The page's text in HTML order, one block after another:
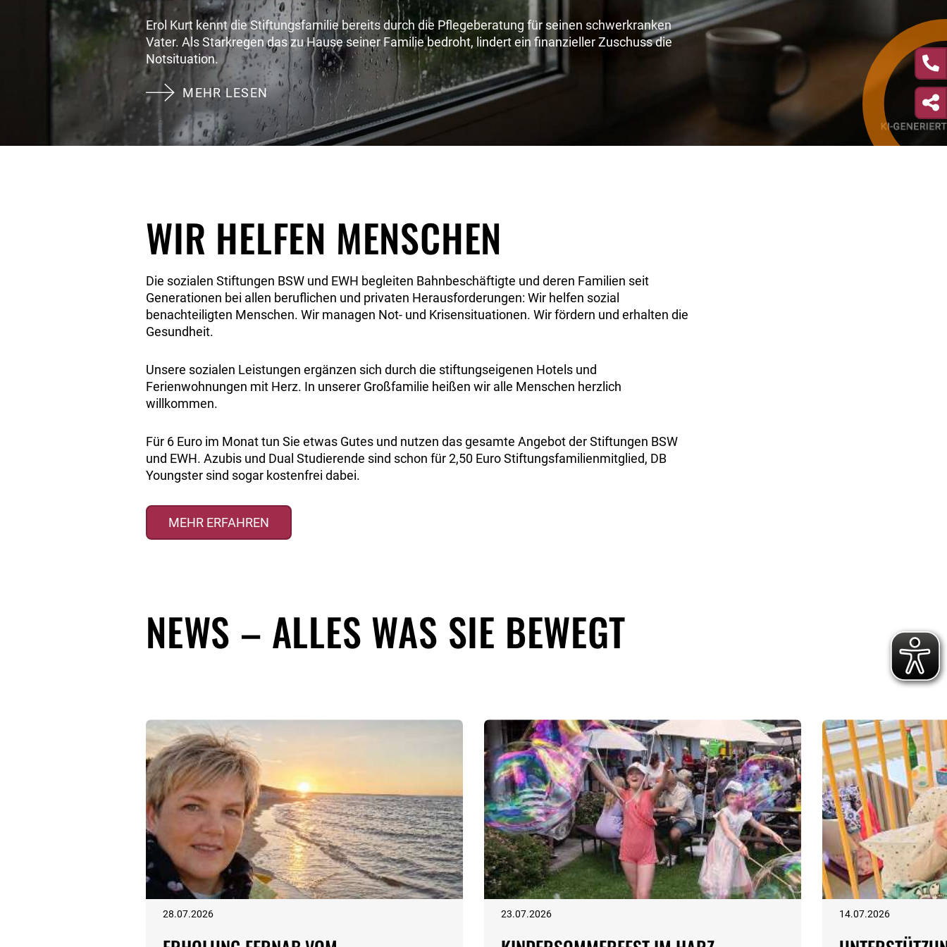
Erol Kurt kennt die Stiftungsfamilie bereits durch die Pflegeberatung für seinen schwerkranken
Vater. Als Starkregen das zu Hause seiner Familie bedroht, lindert ein finanzieller Zuschuss die
Notsituation.
MEHR LESEN
WIR HELFEN MENSCHEN
Die sozialen Stiftungen BSW und EWH begleiten Bahnbeschäftigte und deren Familien seit
Generationen bei allen beruflichen und privaten Herausforderungen: Wir helfen sozial
benachteiligten Menschen. Wir managen Not- und Krisensituationen. Wir fördern und erhalten die
Gesundheit.
Unsere sozialen Leistungen ergänzen sich durch die stiftungseigenen Hotels und
Ferienwohnungen mit Herz. In unserer Großfamilie heißen wir alle Menschen herzlich
willkommen.
Für 6 Euro im Monat tun Sie etwas Gutes und nutzen das gesamte Angebot der Stiftungen BSW
und EWH. Azubis und Dual Studierende sind schon für 2,50 Euro Stiftungsfamilienmitglied, DB
Youngster sind sogar kostenfrei dabei.
MEHR ERFAHREN
NEWS – ALLES WAS SIE BEWEGT
28.07.2026 23.07.2026 14.07.2026